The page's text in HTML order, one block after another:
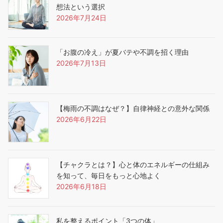
想法という選択
2026年7月24日
「お腹の冷え」が夏バテや不調を招く理由
2026年7月13日
【梅雨の不調はなぜ？】自律神経との意外な関係
2026年6月22日
【チャクラとは？】心と体のエネルギーの仕組み
を知って、毎日をもっと心地よく
2026年6月18日
私を整えるポイント「3つの体」